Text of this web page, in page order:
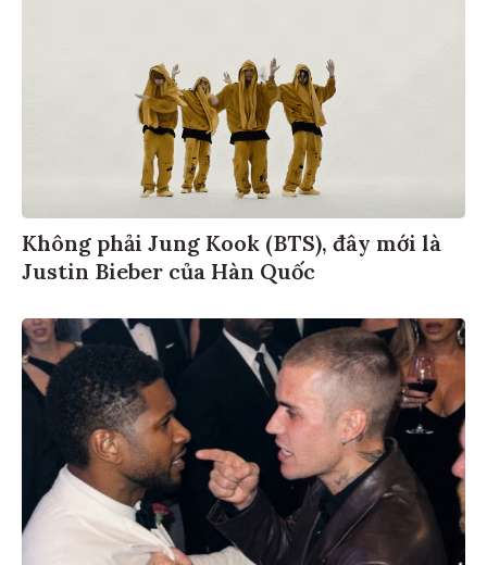
Không phải Jung Kook (BTS), đây mới là
Justin Bieber của Hàn Quốc